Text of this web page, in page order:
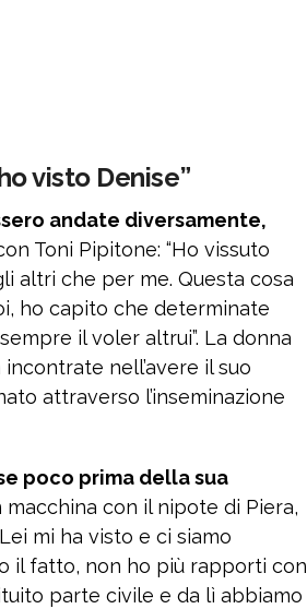
visto Denise”
andate diversamente,
Toni Pipitone: “Ho vissuto
altri che per me. Questa cosa
ho capito che determinate
il voler altrui”. La donna
nell’avere il suo
attraverso l’inseminazione
poco prima della sua
macchina con il nipote di Piera,
mi ha visto e ci siamo
il fatto, non ho più rapporti con
parte civile e da lì abbiamo